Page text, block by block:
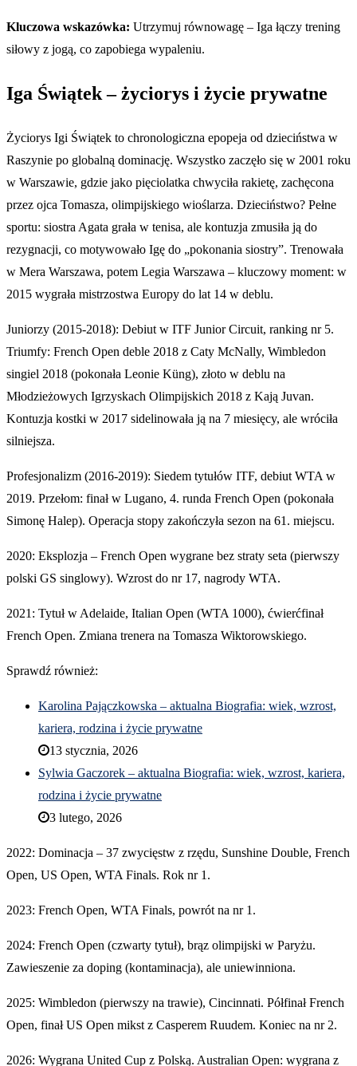
Kluczowa wskazówka: Utrzymuj równowagę – Iga łączy trening
siłowy z jogą, co zapobiega wypaleniu.
Iga Świątek – życiorys i życie prywatne
Życiorys Igi Świątek to chronologiczna epopeja od dzieciństwa w
Raszynie po globalną dominację. Wszystko zaczęło się w 2001 roku
w Warszawie, gdzie jako pięciolatka chwyciła rakietę, zachęcona
przez ojca Tomasza, olimpijskiego wioślarza. Dzieciństwo? Pełne
sportu: siostra Agata grała w tenisa, ale kontuzja zmusiła ją do
rezygnacji, co motywowało Igę do „pokonania siostry”. Trenowała
w Mera Warszawa, potem Legia Warszawa – kluczowy moment: w
2015 wygrała mistrzostwa Europy do lat 14 w deblu.
Juniorzy (2015-2018): Debiut w ITF Junior Circuit, ranking nr 5.
Triumfy: French Open deble 2018 z Caty McNally, Wimbledon
singiel 2018 (pokonała Leonie Küng), złoto w deblu na
Młodzieżowych Igrzyskach Olimpijskich 2018 z Kają Juvan.
Kontuzja kostki w 2017 sidelinowała ją na 7 miesięcy, ale wróciła
silniejsza.
Profesjonalizm (2016-2019): Siedem tytułów ITF, debiut WTA w
2019. Przełom: finał w Lugano, 4. runda French Open (pokonała
Simonę Halep). Operacja stopy zakończyła sezon na 61. miejscu.
2020: Eksplozja – French Open wygrane bez straty seta (pierwszy
polski GS singlowy). Wzrost do nr 17, nagrody WTA.
2021: Tytuł w Adelaide, Italian Open (WTA 1000), ćwierćfinał
French Open. Zmiana trenera na Tomasza Wiktorowskiego.
Sprawdź również:
Karolina Pajączkowska – aktualna Biografia: wiek, wzrost,
kariera, rodzina i życie prywatne
13 stycznia, 2026
Sylwia Gaczorek – aktualna Biografia: wiek, wzrost, kariera,
rodzina i życie prywatne
3 lutego, 2026
2022: Dominacja – 37 zwycięstw z rzędu, Sunshine Double, French
Open, US Open, WTA Finals. Rok nr 1.
2023: French Open, WTA Finals, powrót na nr 1.
2024: French Open (czwarty tytuł), brąz olimpijski w Paryżu.
Zawieszenie za doping (kontaminacja), ale uniewinniona.
2025: Wimbledon (pierwszy na trawie), Cincinnati. Półfinał French
Open, finał US Open mikst z Casperem Ruudem. Koniec na nr 2.
2026: Wygrana United Cup z Polską. Australian Open: wygrana z